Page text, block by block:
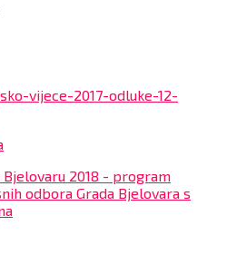
vijece-2017-odluke-12-
Bjelovaru 2018 - program
odbora Grada Bjelovara s